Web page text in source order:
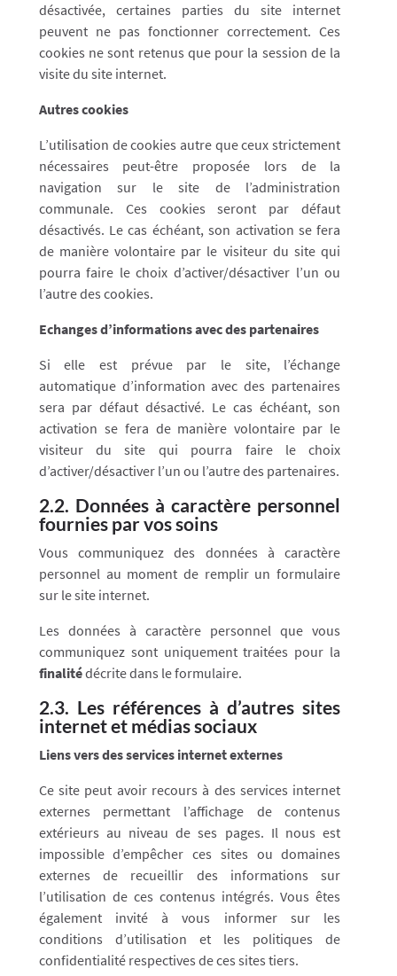
désactivée, certaines parties du site internet
peuvent ne pas fonctionner correctement. Ces
cookies ne sont retenus que pour la session de la
visite du site internet.
Autres cookies
L’utilisation de cookies autre que ceux strictement
nécessaires peut-être proposée lors de la
navigation sur le site de l’administration
communale. Ces cookies seront par défaut
désactivés. Le cas échéant, son activation se fera
de manière volontaire par le visiteur du site qui
pourra faire le choix d’activer/désactiver l’un ou
l’autre des cookies.
Echanges d’informations avec des partenaires
Si elle est prévue par le site, l’échange
automatique d’information avec des partenaires
sera par défaut désactivé. Le cas échéant, son
activation se fera de manière volontaire par le
visiteur du site qui pourra faire le choix
d’activer/désactiver l’un ou l’autre des partenaires.
2.2. Données à caractère personnel
fournies par vos soins
Vous communiquez des données à caractère
personnel au moment de remplir un formulaire
sur le site internet.
Les données à caractère personnel que vous
communiquez sont uniquement traitées pour la
finalitédécrite dans le formulaire.
2.3. Les références à d’autres sites
internet et médias sociaux
Liens vers des services internet externes
Ce site peut avoir recours à des services internet
externes permettant l’affichage de contenus
extérieurs au niveau de ses pages. Il nous est
impossible d’empêcher ces sites ou domaines
externes de recueillir des informations sur
l’utilisation de ces contenus intégrés. Vous êtes
également invité à vous informer sur les
conditions d’utilisation et les politiques de
confidentialité respectives de ces sites tiers.